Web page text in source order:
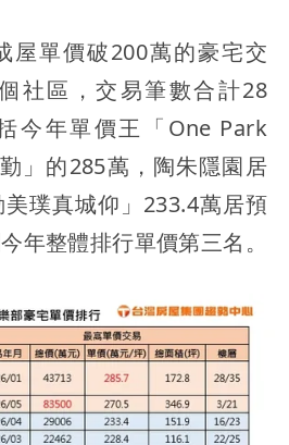
屋單價破200萬的豪宅交
社區，交易筆數合計28
今年單價王「One Park
」的285萬，陶朱隱園居
璞真城仰」233.4萬居預
年整體排行單價第三名。